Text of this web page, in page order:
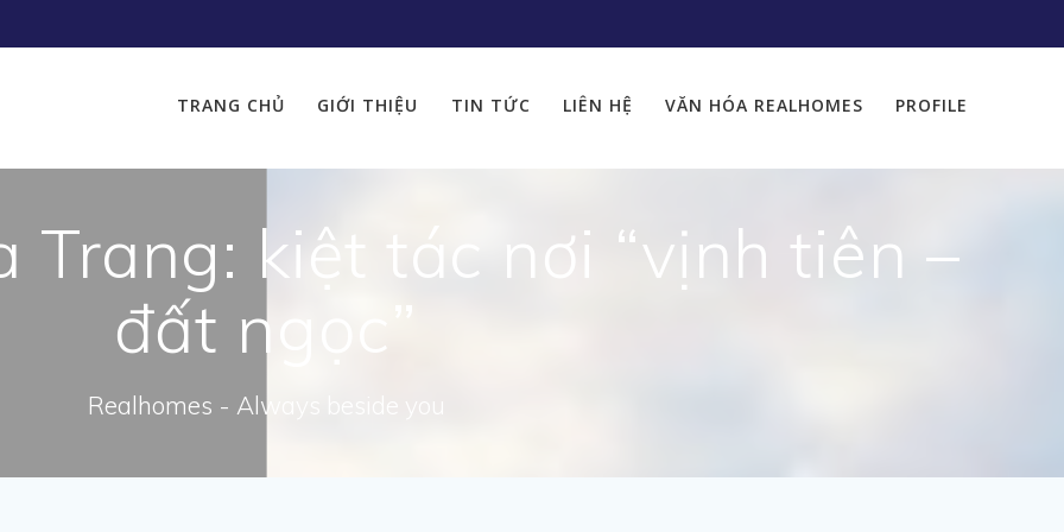
TRANG CHỦ GIỚI THIỆU TIN TỨC LIÊN HỆ VĂN HÓA REALHOMES PROFILE
Trang: kiệt tác nơi “vịnh tiên –
đất ngọc”
Realhomes - Always beside you